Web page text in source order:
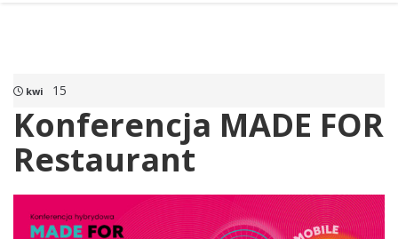
kwi 15
Konferencja MADE FOR
Restaurant